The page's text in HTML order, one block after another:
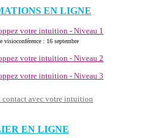
EN LIGNE
votre intuition - Niveau 1
visioconférence : 16 septembre
votre intuition - Niveau 2
votre intuition - Niveau 3
contact avec votre intuition
EN LIGNE